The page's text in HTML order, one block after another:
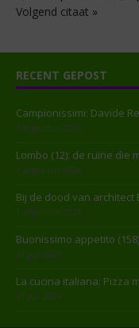
Volgend citaat »
RECENT GEPOST
Campionissimi: Davide
9 augustus 2026
Lombo (12): de ruïne die
7 augustus 2026
Bij de dood van architect
1 augustus 2026
Buonissimo appetito
31 juli 2026
La cucina italiana: Pizza
31 juli 2026